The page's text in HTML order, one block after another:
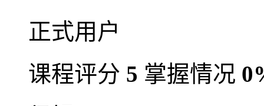
正式用户
课程评分 5 掌握情况